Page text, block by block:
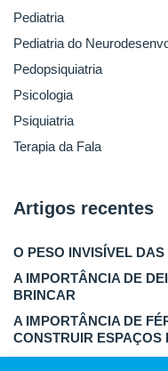
Pediatria
Pediatria do
Pedopsiquiatria
Psicologia
Psiquiatria
Terapia da Fala
Artigos recentes
O PESO INVISÍVEL
A IMPORTÂNCIA DE
BRINCAR
A IMPORTÂNCIA DE
CONSTRUIR